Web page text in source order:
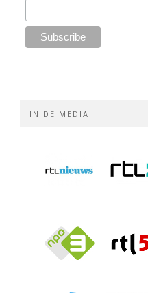
IN DE MEDIA